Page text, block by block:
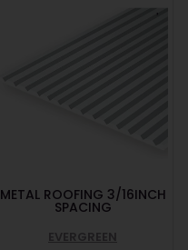
METAL ROOFING 3/16INCH
SPACING
EVERGREEN